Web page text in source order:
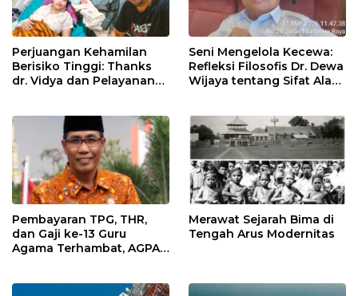
Perjuangan Kehamilan
Berisiko Tinggi: Thanks
dr. Vidya dan Pelayanan
Seni Mengelola Kecewa:
Refleksi Filosofis Dr. Dewa
Wijaya tentang Sifat Alami
Pembayaran TPG, THR,
dan Gaji ke-13 Guru
Agama Terhambat, AGPAII
Merawat Sejarah Bima di
Tengah Arus Modernitas